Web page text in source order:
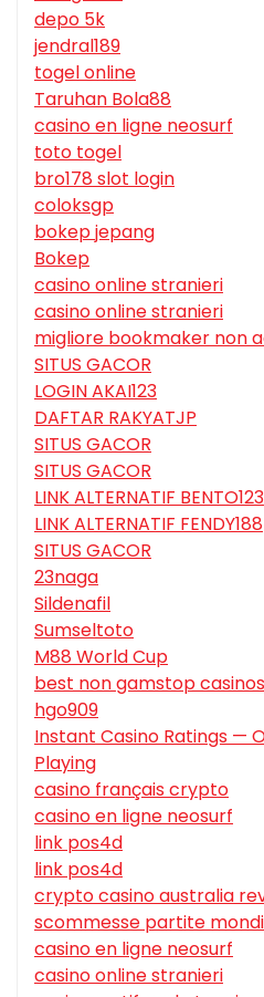
depo 5k
jendral189
togel online
Taruhan Bola88
casino en ligne neosurf
toto togel
bro178 slot login
coloksgp
bokep jepang
Bokep
casino online stranieri
casino online stranieri
migliore bookmaker non
SITUS GACOR
LOGIN AKAI123
DAFTAR RAKYATJP
SITUS GACOR
SITUS GACOR
LINK ALTERNATIF BENTO123
LINK ALTERNATIF FENDY188
SITUS GACOR
23naga
Sildenafil
Sumseltoto
M88 World Cup
best non gamstop casinos
hgo909
Instant Casino Ratings —
Playing
casino français crypto
casino en ligne neosurf
link pos4d
link pos4d
crypto casino australia
scommesse partite
casino en ligne neosurf
casino online stranieri